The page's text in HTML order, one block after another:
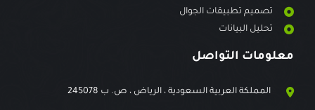
تصميم تطبيقات الجوال
تحليل البيانات
معلومات التواصل
المملكة العربية السعودية ، الرياض ، ص. ب 245078